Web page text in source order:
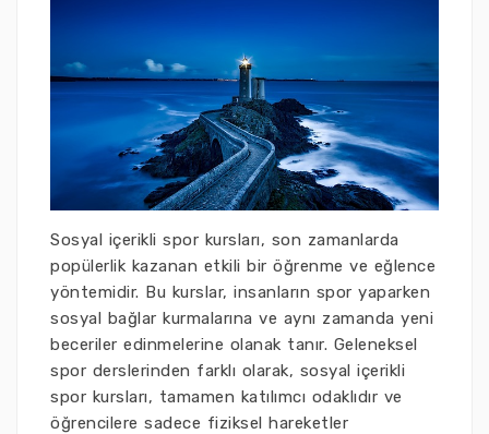
Sosyal içerikli spor kursları, son zamanlarda
popülerlik kazanan etkili bir öğrenme ve eğlence
yöntemidir. Bu kurslar, insanların spor yaparken
sosyal bağlar kurmalarına ve aynı zamanda yeni
beceriler edinmelerine olanak tanır. Geleneksel
spor derslerinden farklı olarak, sosyal içerikli
spor kursları, tamamen katılımcı odaklıdır ve
öğrencilere sadece fiziksel hareketler